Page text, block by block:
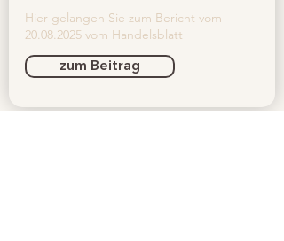
Hier gelangen Sie zum Bericht vom
20.08.2025 vom Handelsblatt
zum Beitrag